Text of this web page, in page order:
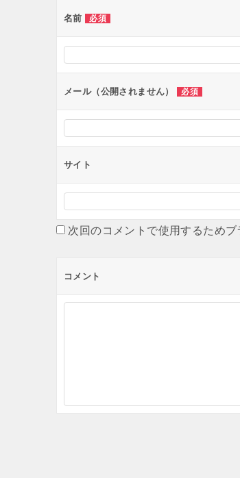
ー
ョ
ン
名前 必須
メール（公開されません） 必須
サイト
次回のコメントで使用するため
コメント